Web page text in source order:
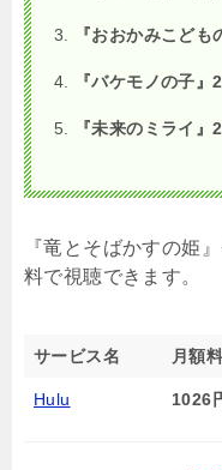
『おおかみこど
『バケモノの子』
『未来のミライ』
『竜とそばかすの姫
料で視聴できます。
サービス名 月額
Hulu 1026